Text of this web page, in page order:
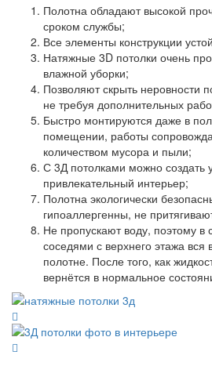
Полотна обладают высокой
сроком службы;
Все элементы конструкции
Натяжные 3D потолки очень
влажной уборки;
Позволяют скрыть неровности
не требуя дополнительных
Быстро монтируются даже в
помещении, работы
количеством мусора и пыли;
С 3Д потолками можно создать
привлекательный интерьер;
Полотна экологически
гипоаллергенны, не
Не пропускают воду, поэтому в
соседями с верхнего этажа вся
полотне. После того, как
вернётся в нормальное